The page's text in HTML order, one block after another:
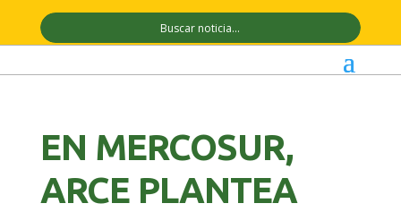
EN MERCOSUR,
ARCE PLANTEA